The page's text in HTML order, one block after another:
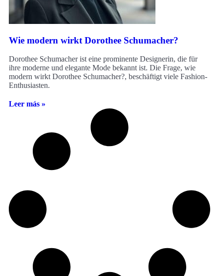
Wie modern wirkt Dorothee Schumacher?
Dorothee Schumacher ist eine prominente Designerin, die für
ihre moderne und elegante Mode bekannt ist. Die Frage, wie
modern wirkt Dorothee Schumacher?, beschäftigt viele Fashion-
Enthusiasten.
Leer más »